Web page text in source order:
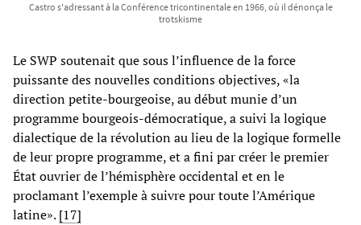
Castro s'adressant à la Conférence tricontinentale en 1966, où il dénonça le
trotskisme
Le SWP soutenait que sous l’influence de la force
puissante des nouvelles conditions objectives, «la
direction petite-bourgeoise, au début munie d’un
programme bourgeois-démocratique, a suivi la logique
dialectique de la révolution au lieu de la logique formelle
de leur propre programme, et a fini par créer le premier
État ouvrier de l’hémisphère occidental et en le
proclamant l’exemple à suivre pour toute l’Amérique
latine».[17]